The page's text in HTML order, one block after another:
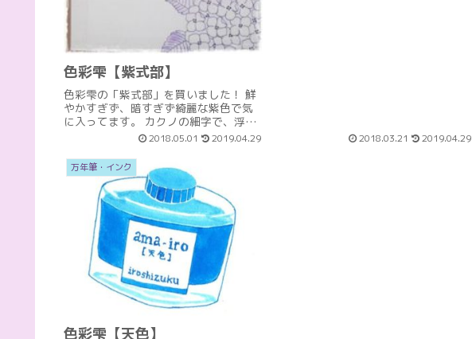
色彩雫【紫式部】
色彩雫の「紫式部」を買いました！ 鮮
やかすぎず、暗すぎず綺麗な紫色で気
に入ってます。 カクノの細字で、浮世
絵を模写してみました。 同じくカクノ
す。 右端のは色彩雫の「稲穂」です。
(function(b,c...
2018.05.01 2019.04.29 2018.03.21 2019.04.29
万年筆・インク
色彩雫【天色】